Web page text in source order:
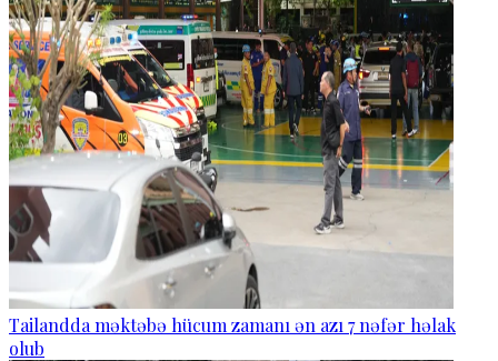
Tailandda məktəbə hücum zamanı ən azı 7 nəfər həlak
olub